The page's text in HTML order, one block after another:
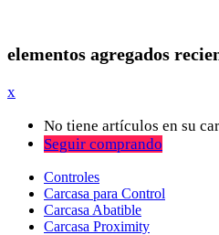
elementos agregados
x
No tiene artículos en su
Seguir comprando
Controles
Carcasa para Control
Carcasa Abatible
Carcasa Proximity